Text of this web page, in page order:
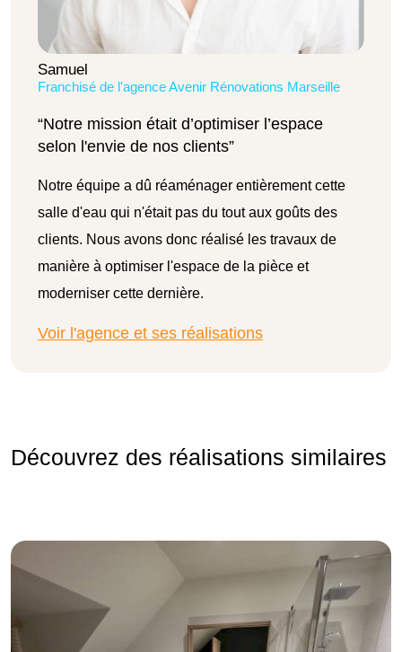
Samuel
Franchisé de l'agence Avenir Rénovations Marseille
“Notre mission était d’optimiser l’espace
selon l'envie de nos clients”
Notre équipe a dû réaménager entièrement cette
salle d'eau qui n'était pas du tout aux goûts des
clients. Nous avons donc réalisé les travaux de
manière à optimiser l'espace de la pièce et
moderniser cette dernière.
Voir l'agence et ses réalisations
Découvrez des réalisations similaires